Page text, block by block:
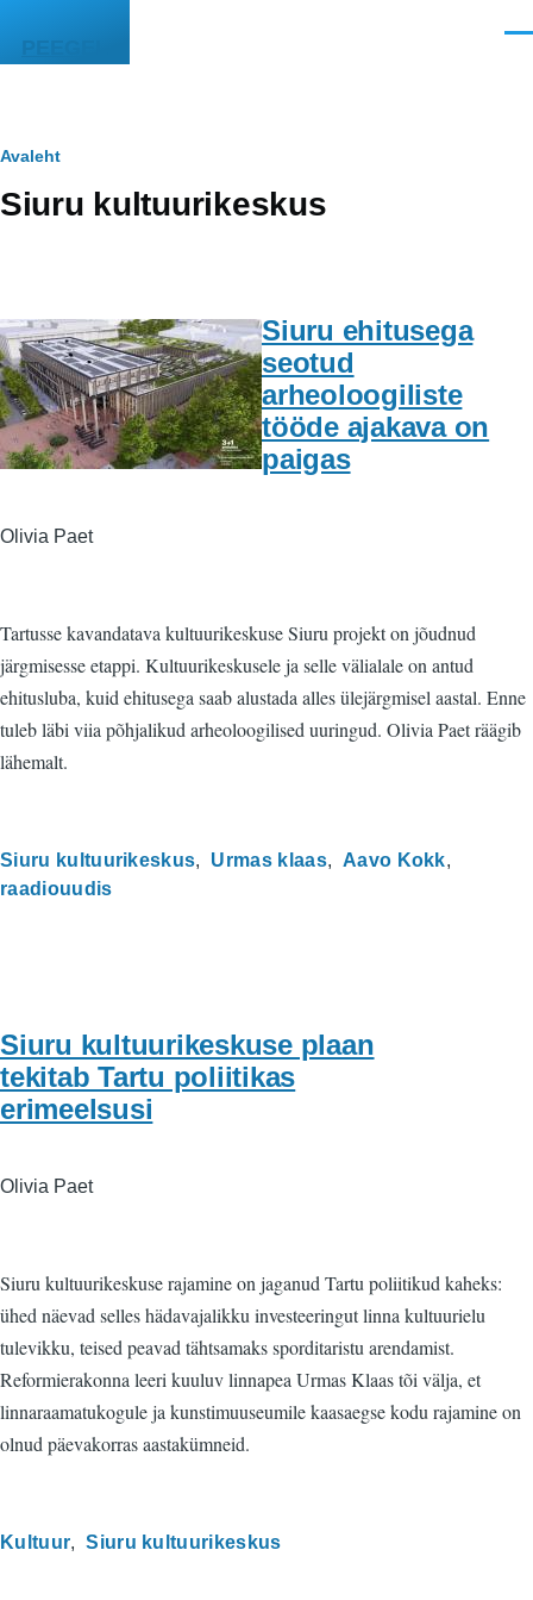
PEEGEL
Leivapuru
Avaleht
Siuru kultuurikeskus
Siuru ehitusega
seotud
arheoloogiliste
tööde ajakava on
paigas
Olivia Paet
Tartusse kavandatava kultuurikeskuse Siuru projekt on jõudnud
järgmisesse etappi. Kultuurikeskusele ja selle välialale on antud
ehitusluba, kuid ehitusega saab alustada alles ülejärgmisel aastal. Enne
tuleb läbi viia põhjalikud arheoloogilised uuringud. Olivia Paet räägib
lähemalt.
Siuru kultuurikeskus Urmas klaas
Aavo Kokk
raadiouudis
Siuru kultuurikeskuse plaan
tekitab Tartu poliitikas
erimeelsusi
Olivia Paet
Siuru kultuurikeskuse rajamine on jaganud Tartu poliitikud kaheks:
ühed näevad selles hädavajalikku investeeringut linna kultuurielu
tulevikku, teised peavad tähtsamaks sporditaristu arendamist.
Reformierakonna leeri kuuluv linnapea Urmas Klaas tõi välja, et
linnaraamatukogule ja kunstimuuseumile kaasaegse kodu rajamine on
olnud päevakorras aastakümneid.
Kultuur Siuru kultuurikeskus